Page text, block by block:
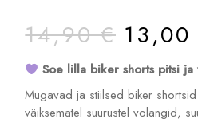
14,90€
ALGNE
HIND
OLI:
14,90 €.
13,00
PRAEGUNE
HIND
ON:
13,00 €.
Soe lilla biker shorts pitsi
Mugavad ja stiilsed biker
väiksematel suurustel volangid,